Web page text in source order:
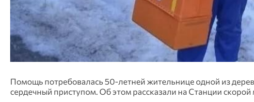
Помощь потребовалась 50-летней жительнице одной из
сердечный приступом. Об этом рассказали на Станции